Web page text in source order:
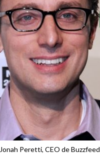
Jonah Peretti, CEO de Buzzfeed